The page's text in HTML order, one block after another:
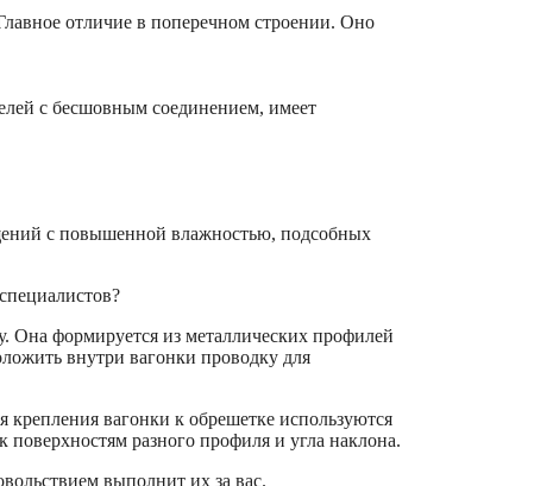
отличие в поперечном строении. Оно
с бесшовным соединением, имеет
с повышенной влажностью, подсобных
Она формируется из металлических профилей
внутри вагонки проводку для
вагонки к обрешетке используются
разного профиля и угла наклона.
выполнит их за вас.